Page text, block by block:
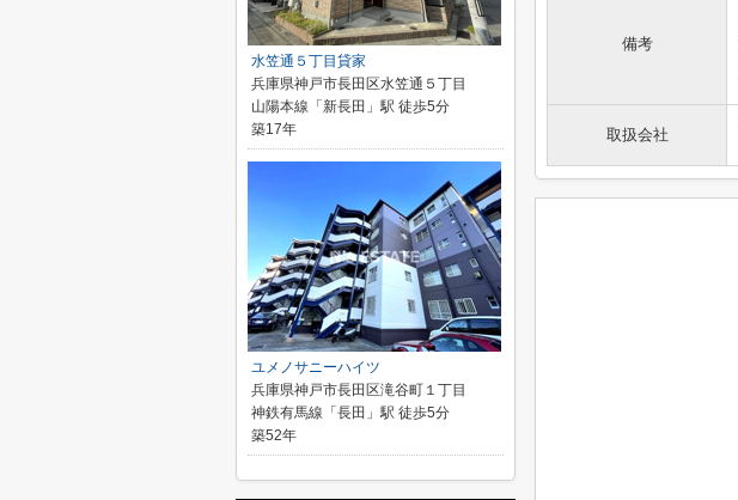
備考
取扱会社
水笠通５丁目貸家
兵庫県神戸市長田区水笠通５丁目
山陽本線「新長田」駅 徒歩5分
築17年
ユメノサニーハイツ
兵庫県神戸市長田区滝谷町１丁目
神鉄有馬線「長田」駅 徒歩5分
築52年